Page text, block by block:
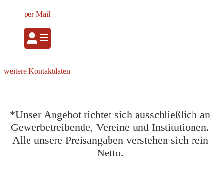
per Mail
weitere Kontaktdaten
*Unser Angebot richtet sich ausschließlich an
Gewerbetreibende, Vereine und Institutionen.
Alle unsere Preisangaben verstehen sich rein
Netto.